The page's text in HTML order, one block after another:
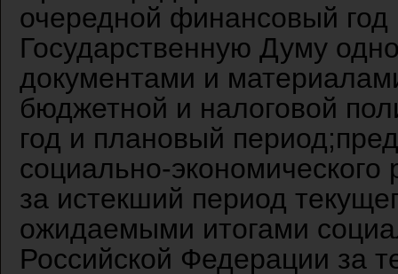
очередной финансовый
Государственную Думу
документами и
бюджетной и налоговой
год и плановый
социально-
за истекший период
ожидаемыми итогами
Российской Федерации за